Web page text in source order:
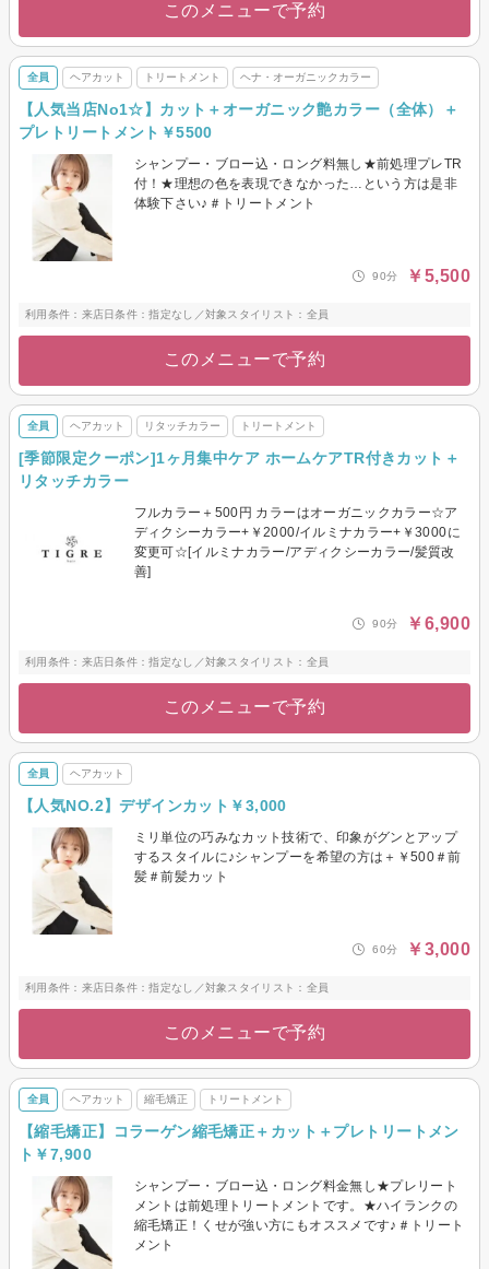
このメニューで予約
全員 ヘアカット トリートメント ヘナ・オーガニックカラー
【人気当店No1☆】カット＋オーガニック艶カラー（全体）＋
プレトリートメント￥5500
シャンプー・ブロー込・ロング料無し★前処理プレTR
付！★理想の色を表現できなかった…という方は是非
体験下さい♪＃トリートメント
90分 ￥5,500
利用条件：来店日条件：指定なし／対象スタイリスト：全員
このメニューで予約
全員 ヘアカット リタッチカラー トリートメント
[季節限定クーポン]1ヶ月集中ケア ホームケアTR付きカット＋
リタッチカラー
フルカラー＋500円 カラーはオーガニックカラー☆ア
ディクシーカラー+￥2000/イルミナカラー+￥3000に
変更可☆[イルミナカラー/アディクシーカラー/髪質改
善]
90分 ￥6,900
利用条件：来店日条件：指定なし／対象スタイリスト：全員
このメニューで予約
全員 ヘアカット
【人気NO.2】デザインカット￥3,000
ミリ単位の巧みなカット技術で、印象がグンとアップ
するスタイルに♪シャンプーを希望の方は＋￥500＃前
髪＃前髪カット
60分 ￥3,000
利用条件：来店日条件：指定なし／対象スタイリスト：全員
このメニューで予約
全員 ヘアカット 縮毛矯正 トリートメント
【縮毛矯正】コラーゲン縮毛矯正＋カット＋プレトリートメン
ト￥7,900
シャンプー・ブロー込・ロング料金無し★プレリート
メントは前処理トリートメントです。★ハイランクの
縮毛矯正！くせが強い方にもオススメです♪＃トリート
メント